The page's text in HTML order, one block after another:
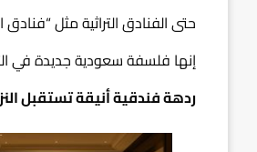
حتى الفنادق التراثية مثل “فنادق
إنها فلسفة سعودية جديدة في
ردهة فندقية أنيقة تستقبل